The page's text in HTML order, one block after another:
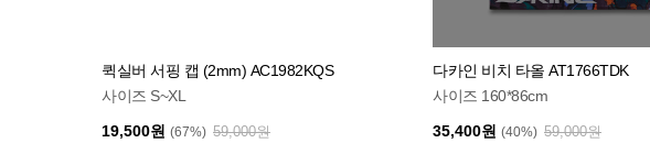
퀵실버 서핑 캡 (2mm) AC1982KQS
사이즈 S~XL
19,500원 (67%) 59,000원
다카인 비치 타올 AT1766TDK
사이즈 160*86cm
35,400원 (40%) 59,000원